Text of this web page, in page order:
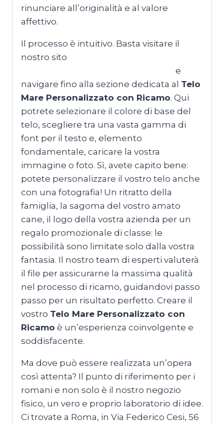
rinunciare all’originalità e al valore
affettivo.
Il processo è intuitivo. Basta visitare il
nostro sito
e
navigare fino alla sezione dedicata al Telo
Mare Personalizzato con Ricamo. Qui
potrete selezionare il colore di base del
telo, scegliere tra una vasta gamma di
font per il testo e, elemento
fondamentale, caricare la vostra
immagine o foto. Sì, avete capito bene:
potete personalizzare il vostro telo anche
con una fotografia! Un ritratto della
famiglia, la sagoma del vostro amato
cane, il logo della vostra azienda per un
regalo promozionale di classe: le
possibilità sono limitate solo dalla vostra
fantasia. Il nostro team di esperti valuterà
il file per assicurarne la massima qualità
nel processo di ricamo, guidandovi passo
passo per un risultato perfetto. Creare il
vostro Telo Mare Personalizzato con
Ricamo è un’esperienza coinvolgente e
soddisfacente.
Ma dove può essere realizzata un’opera
così attenta? Il punto di riferimento per i
romani e non solo è il nostro negozio
fisico, un vero e proprio laboratorio di idee.
Ci trovate a Roma, in Via Federico Cesi, 56